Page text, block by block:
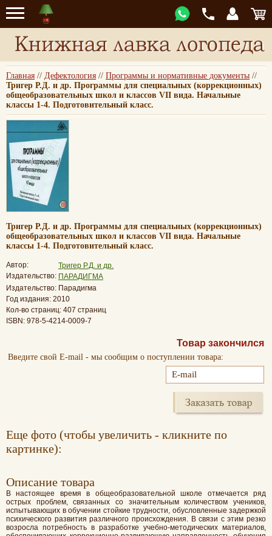
Главная // Дефектология // Программы и нормативные документы //
Тригер Р.Д. и др. Программы для специальных (коррекционных)
общеобразовательных школ и классов VII вида. Начальные
классы 1-4. Подготовительный класс.
Тригер Р.Д. и др. Программы для специальных (коррекционных)
общеобразовательных школ и классов VII вида. Начальные
классы 1-4. Подготовительный класс.
Автор:
Тригер Р.Д. и др.
Издательство: ПАРАДИГМА
Издательство: Парадигма
Год издания: 2010
Кол-во страниц: 407 страниц
ISBN: 978-5-4214-0009-7
Товар закончился
Введите свой E-mail - мы сообщим о поступлении товара:
Еще фото (чтобы увеличить - кликните по
картинке):
Oписание товара
В настоящее время в общеобразовательной школе отмечается ряд
острых проблем, связанных со значительным количеством учеников,
испытывающих в обучении стойкие трудности, обусловленные задержкой
психического развития различного происхождения. В связи с этим резко
возросла потребность в разработке учебно-методических материалов,